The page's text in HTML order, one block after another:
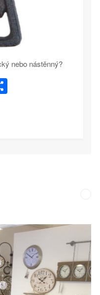
nebo nástěnný?
Share